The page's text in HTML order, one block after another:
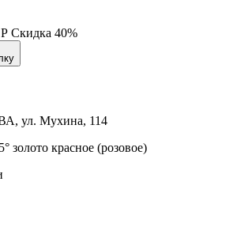
Р Скидка 40%
ул. Мухина, 114
золото красное (розовое)